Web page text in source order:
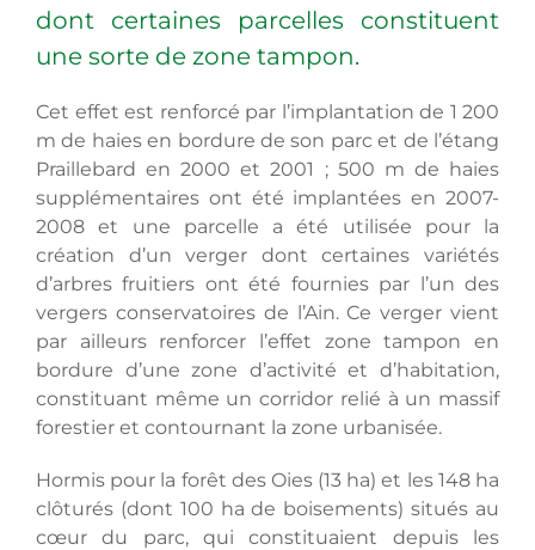
dont certaines parcelles constituent
une sorte de zone tampon.
Cet effet est renforcé par l’implantation de 1 200
m de haies en bordure de son parc et de l’étang
Praillebard en 2000 et 2001 ; 500 m de haies
supplémentaires ont été implantées en 2007-
2008 et une parcelle a été utilisée pour la
création d’un verger dont certaines variétés
d’arbres fruitiers ont été fournies par l’un des
vergers conservatoires de l’Ain. Ce verger vient
par ailleurs renforcer l’effet zone tampon en
bordure d’une zone d’activité et d’habitation,
constituant même un corridor relié à un massif
forestier et contournant la zone urbanisée.
Hormis pour la forêt des Oies (13 ha) et les 148 ha
clôturés (dont 100 ha de boisements) situés au
cœur du parc, qui constituaient depuis les